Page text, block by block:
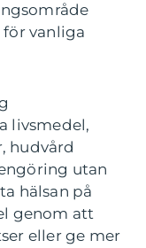
vanliga
livsmedel,
hudvård
utan
hälsan på
genom att
eller ge mer